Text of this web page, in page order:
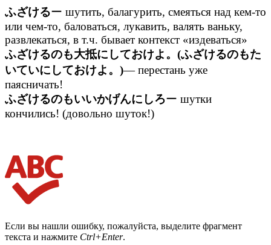
ふざけるー шутить, балагурить, смеяться над кем-то
или чем-то, баловаться, лукавить, валять ваньку,
развлекаться, в т.ч. бывает контекст «издеваться»
ふざけるのも大抵にしておけよ。(ふざけるのもた
いていにしておけよ。)— перестань уже
паясничать!
ふざけるのもいいかげんにしろー шутки
кончились! (довольно шуток!)
Если вы нашли ошибку, пожалуйста, выделите фрагмент
текста и нажмите Ctrl+Enter.